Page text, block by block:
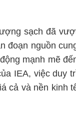
sạch đã
đoạn nguồn
mạnh mẽ
IEA, việc duy
cả và nền kinh